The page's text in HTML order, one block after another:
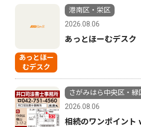
あっとほー
むデスク
港南区・栄区
2026.08.06
あっとほーむデスク
さがみはら中央区・緑
2026.08.06
相続のワンポイン